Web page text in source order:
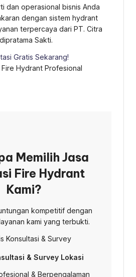
dan operasional bisnis Anda
dengan sistem hydrant
terpercaya dari PT. Citra
Sakti.
Gratis Sekarang!
Memilih Jasa
Fire Hydrant
Kami?
kompetitif dengan
kami yang terbukti.
& Survey Lokasi